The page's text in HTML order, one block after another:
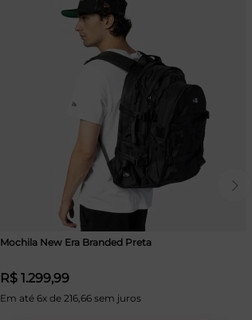
Mochila New Era Branded Preta
R$ 1.299,99
Em até 6x de 216,66 sem juros